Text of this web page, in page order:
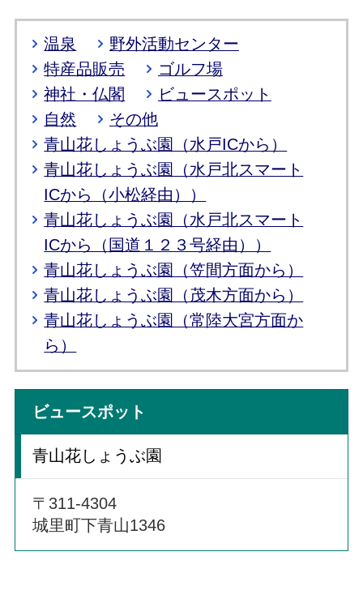
温泉
野外活動センター
特産品販売
ゴルフ場
神社・仏閣
ビュースポット
自然
その他
青山花しょうぶ園（水戸ICから）
青山花しょうぶ園（水戸北スマート
ICから（小松経由））
青山花しょうぶ園（水戸北スマート
ICから（国道１２３号経由））
青山花しょうぶ園（笠間方面から）
青山花しょうぶ園（茂木方面から）
青山花しょうぶ園（常陸大宮方面か
ら）
ビュースポット
青山花しょうぶ園
〒311-4304
城里町下青山1346